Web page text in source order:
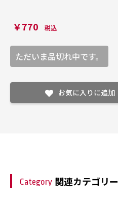
￥770 税込
ただいま品切れ中です。
お気に入りに追加
Category 関連カテゴリー